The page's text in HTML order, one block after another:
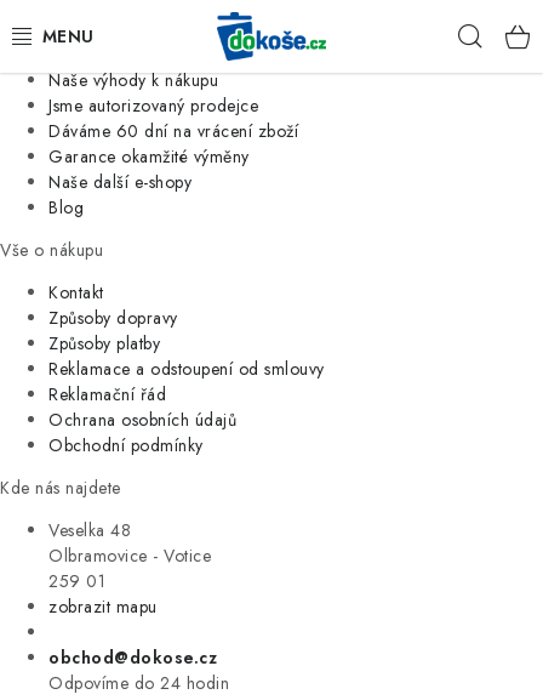
Jsme tradiční česká firma
Naše výhody k nákupu
Jsme autorizovaný prodejce
Dáváme 60 dní na vrácení zboží
Garance okamžité výměny
Naše další e-shopy
Blog
Vše o nákupu
Kontakt
Způsoby dopravy
Způsoby platby
Reklamace a odstoupení od smlouvy
Reklamační řád
Ochrana osobních údajů
Obchodní podmínky
Kde nás najdete
Veselka 48
Olbramovice - Votice
259 01
zobrazit mapu
obchod@dokose.cz
Odpovíme do 24 hodin
KOŠE
SÁČKY
KUCHYNĚ
ORGANIZACE
DOMÁCNOST
ÚKLID
VÝPRODEJ
ZNAČKY
Úvod Kontakt Blog